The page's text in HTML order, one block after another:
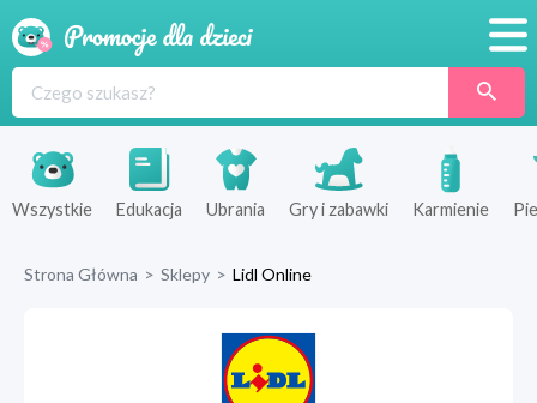
Produkty
Sklepy
Wszystkie Edukacja Ubrania Gry i zabawki Karmienie
Strona Główna > Sklepy > Lidl Online